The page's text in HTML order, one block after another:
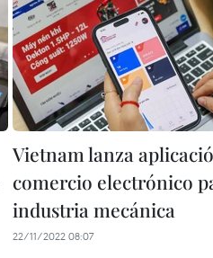
Vietnam lanza
comercio electrónico
industria mecánica
22/11/2022 08:07